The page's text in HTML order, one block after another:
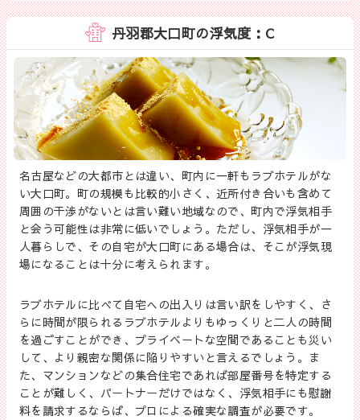
丹羽郡大口町の浮気度：C
名古屋などの大都市とは違い、町内に一軒もラブホテルがな
い大口町。町の規模も比較的小さく、近所付き合いも含めて
周囲の干渉がないとは言い難い地域なので、町内で浮気相手
と会う可能性は非常に低いでしょう。ただし、浮気相手が一
人暮らしで、その自宅が大口町にある場合は、そこが浮気現
場になることは十分に考えられます。
ラブホテルに比べて自宅への出入りは言い訳をしやすく、さ
らに時間が限られるラブホテルよりもゆっくりと二人の時間
を過ごすことができ、プライベートな空間であることも災い
して、より親密な関係に陥りやすいと言えるでしょう。ま
た、マンションなどの集合住宅であれば部屋番号を特定する
ことが難しく、パートナーだけではなく、浮気相手にも慰謝
料を請求するならば、プロによる確実な調査が必要です。